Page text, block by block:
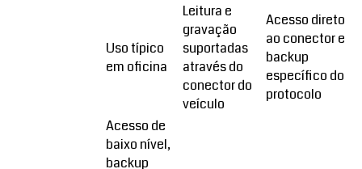
Uso típico
em oficina
Leitura e
gravação
suportadas
através do
conector do
veículo
Acesso direto
ao conector e
backup
específico do
protocolo
Acesso de
baixo nível,
backup